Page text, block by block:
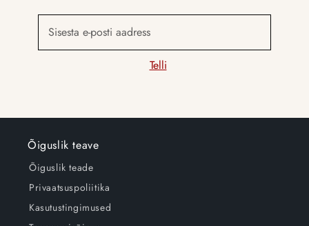
Sisesta e-posti aadress
Telli
Õiguslik teave
Õiguslik teade
Privaatsuspoliitika
Kasutustingimused